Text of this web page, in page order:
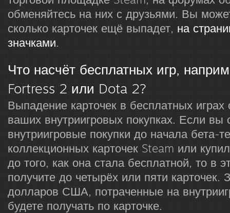
обменяйтесь на них с друзьями. Вы
сколько карточек ещё выпадет, на
значками.
Что насчёт бесплатных игр,
Fortress 2 или Dota 2?
Выпадение карточек в бесплатных играх
ваших внутриигровых покупках. Если вы
внутриигровые покупки до начала бета-
коллекционных карточек Steam или
до того, как она стала бесплатной, то в
получите до четырёх или пяти карточек.
долларов США, потраченные на
будете получать по карточке.